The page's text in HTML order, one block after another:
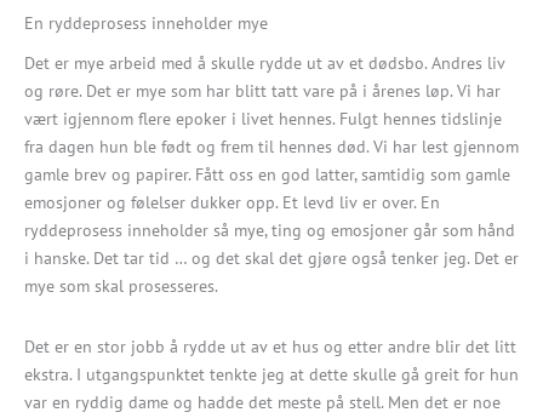
En ryddeprosess inneholder mye
Det er mye arbeid med å skulle rydde ut av et dødsbo. Andres liv
og røre. Det er mye som har blitt tatt vare på i årenes løp. Vi har
vært igjennom flere epoker i livet hennes. Fulgt hennes tidslinje
fra dagen hun ble født og frem til hennes død. Vi har lest gjennom
gamle brev og papirer. Fått oss en god latter, samtidig som gamle
emosjoner og følelser dukker opp. Et levd liv er over. En
ryddeprosess inneholder så mye, ting og emosjoner går som hånd
i hanske. Det tar tid … og det skal det gjøre også tenker jeg. Det er
mye som skal prosesseres.
Det er en stor jobb å rydde ut av et hus og etter andre blir det litt
ekstra. I utgangspunktet tenkte jeg at dette skulle gå greit for hun
var en ryddig dame og hadde det meste på stell. Men det er noe